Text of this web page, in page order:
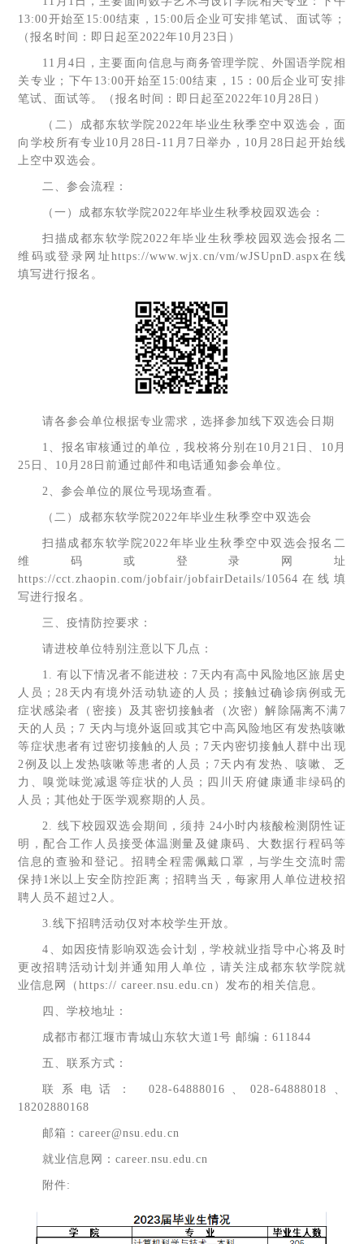
13:00开始至15:00结束，15:00后企业可安排笔试、面试等；
（报名时间：即日起至2022年10月23日）
11月4日，主要面向信息与商务管理学院、外国语学院相
关专业；下午13:00开始至15:00结束，15：00后企业可安排
笔试、面试等。（报名时间：即日起至2022年10月28日）
（二）成都东软学院2022年毕业生秋季空中双选会，面
向学校所有专业10月28日-11月7日举办，10月28日起开始线
上空中双选会。
二、参会流程：
（一）成都东软学院2022年毕业生秋季校园双选会：
扫描成都东软学院2022年毕业生秋季校园双选会报名二
维码或登录网址https://www.wjx.cn/vm/wJSUpnD.aspx在线
填写进行报名。
请各参会单位根据专业需求，选择参加线下双选会日期
1、报名审核通过的单位，我校将分别在10月21日、10月
25日、10月28日前通过邮件和电话通知参会单位。
2、参会单位的展位号现场查看。
（二）成都东软学院2022年毕业生秋季空中双选会
扫描成都东软学院2022年毕业生秋季空中双选会报名二
维码或登录网址
https://cct.zhaopin.com/jobfair/jobfairDetails/10564在线填
写进行报名。
三、疫情防控要求：
请进校单位特别注意以下几点：
1. 有以下情况者不能进校：7天内有高中风险地区旅居史
人员；28天内有境外活动轨迹的人员；接触过确诊病例或无
症状感染者（密接）及其密切接触者（次密）解除隔离不满7
天的人员；7 天内与境外返回或其它中高风险地区有发热咳嗽
等症状患者有过密切接触的人员；7天内密切接触人群中出现
2例及以上发热咳嗽等患者的人员；7天内有发热、咳嗽、乏
力、嗅觉味觉减退等症状的人员；四川天府健康通非绿码的
人员；其他处于医学观察期的人员。
2. 线下校园双选会期间，须持 24小时内核酸检测阴性证
明，配合工作人员接受体温测量及健康码、大数据行程码等
信息的查验和登记。招聘全程需佩戴口罩，与学生交流时需
保持1米以上安全防控距离；招聘当天，每家用人单位进校招
聘人员不超过2人。
3.线下招聘活动仅对本校学生开放。
4、如因疫情影响双选会计划，学校就业指导中心将及时
更改招聘活动计划并通知用人单位，请关注成都东软学院就
业信息网（https:// career.nsu.edu.cn）发布的相关信息。
四、学校地址：
成都市都江堰市青城山东软大道1号 邮编：611844
五、联系方式：
联系电话： 028-64888016、028-64888018、
18202880168
邮箱：career@nsu.edu.cn
就业信息网：career.nsu.edu.cn
附件: